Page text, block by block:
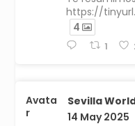
https://
4
1
Avata
r
Sevilla
14 May 2025